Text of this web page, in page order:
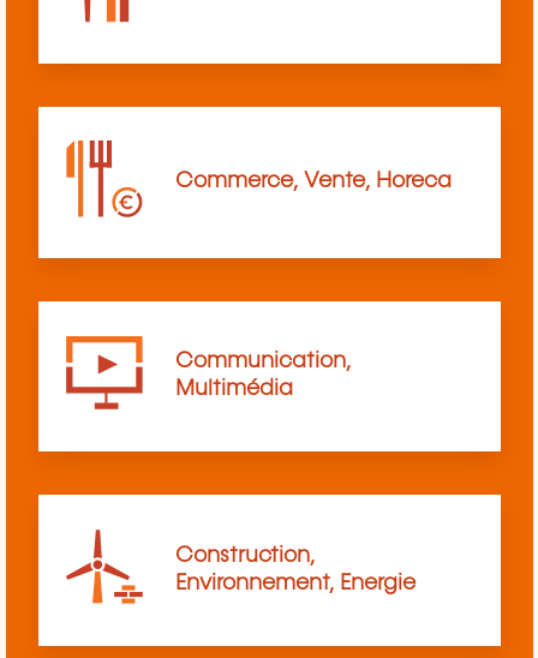
Commerce, Vente, Horeca
Communication,
Multimédia
Construction,
Environnement, Energie